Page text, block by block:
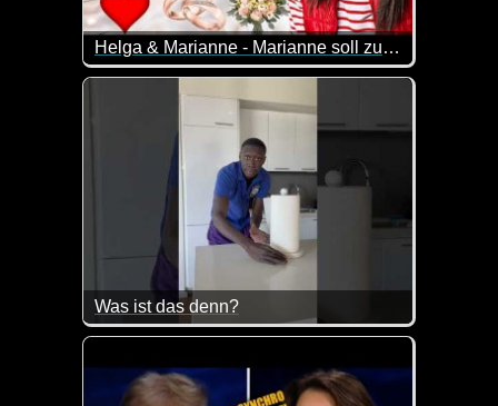
Helga & Marianne - Marianne soll zu einer Hochzeit
Marianne ist sehr nervös, denn sie geht das erste
Was ist das denn?
Wie ekelhaft ist diese Hose denn? Kein Wunder